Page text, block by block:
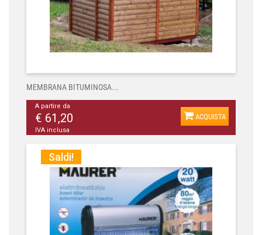
MEMBRANA BITUMINOSA...
A partire da
€ 61,20
IVA inclusa
ACQUISTA
Saldi!